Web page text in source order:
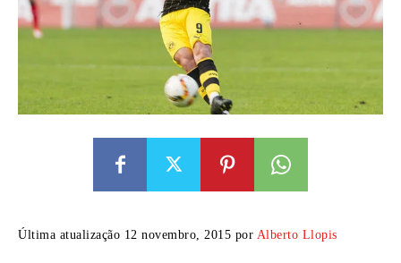
Última atualização 12 novembro, 2015 por Alberto Llopis